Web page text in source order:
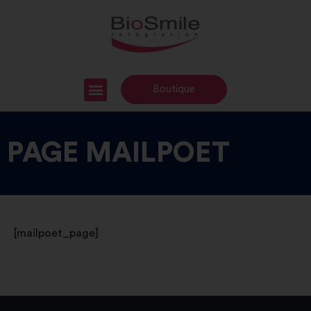
Boutique
PAGE MAILPOET
[mailpoet_page]